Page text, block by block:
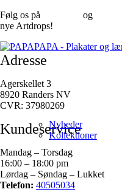
Nyheder
Kollektioner
Følg os på og
nye Artdrops!
Adresse
Agerskellet 3
8920 Randers NV
CVR: 37980269
Kundeservice
Mandag – Torsdag
16:00 – 18:00 pm
Lørdag – Søndag – Lukket
Telefon: 40505034